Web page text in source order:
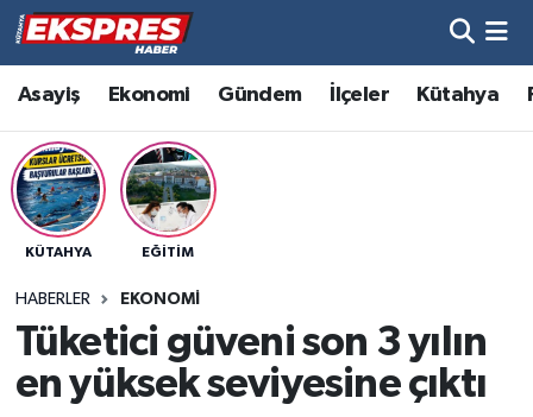
Asayiş Ekonomi Gündem İlçeler Kütahya
KÜTAHYA EĞITIM
HABERLER EKONOMI
Tüketici güveni son 3 yılın
en yüksek seviyesine çıktı
Altıntaş
Asayiş
Aslanapa
Bölge
Çavdarhisar
Hava Durumu
Trafik Durumu
Süper Lig Puan Durumu ve Fikstür
Son Dakika Haberleri
Haber Arşivi